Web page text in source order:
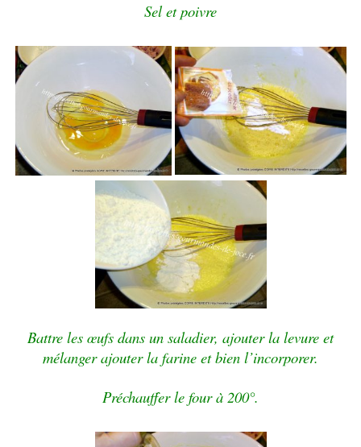
Sel et poivre
Battre les œufs dans un saladier, ajouter la levure et
mélanger ajouter la farine et bien l’incorporer.
Préchauffer le four à 200°.